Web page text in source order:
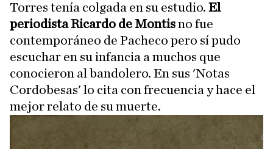
Torres tenía colgada en su estudio. El
periodista Ricardo de Montisno fue
contemporáneo de Pacheco pero sí pudo
escuchar en su infancia a muchos que
conocieron al bandolero. En sus 'Notas
Cordobesas' lo cita con frecuencia y hace el
mejor relato de su muerte.